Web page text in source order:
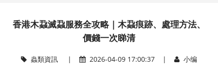
香港木蝨滅蝨服務全攻略｜木蝨痕跡、處理方法、
價錢一次睇清
蟲類資訊| 2026-04-09 17:00:37 | 小编